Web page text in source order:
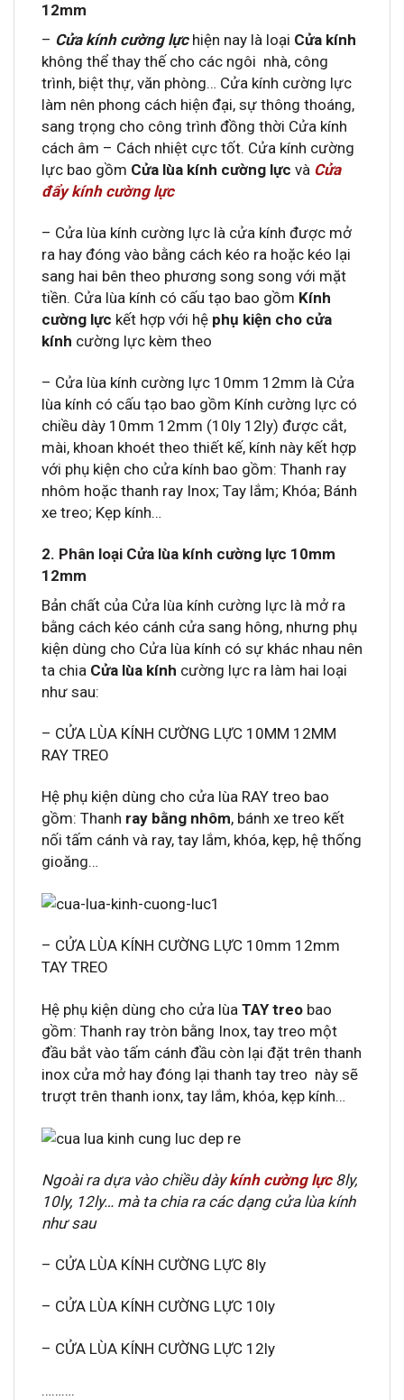
12mm
– Cửa kính cường lựchiện nay là loại Cửa kính
không thể thay thế cho các ngôi nhà, công
trình, biệt thự, văn phòng… Cửa kính cường lực
làm nên phong cách hiện đại, sự thông thoáng,
sang trọng cho công trình đồng thời Cửa kính
cách âm – Cách nhiệt cực tốt. Cửa kính cường
lực bao gồm Cửa lùa kính cường lực và Cửa
đẩy kính cường lực
– Cửa lùa kính cường lực là cửa kính được mở
ra hay đóng vào bằng cách kéo ra hoặc kéo lại
sang hai bên theo phương song song với mặt
tiền. Cửa lùa kính có cấu tạo bao gồm Kính
cường lực kết hợp với hệ phụ kiện cho cửa
kính cường lực kèm theo
– Cửa lùa kính cường lực 10mm 12mm là Cửa
lùa kính có cấu tạo bao gồm Kính cường lực có
chiều dày 10mm 12mm (10ly 12ly) được cắt,
mài, khoan khoét theo thiết kế, kính này kết hợp
với phụ kiện cho cửa kính bao gồm: Thanh ray
nhôm hoặc thanh ray Inox; Tay lắm; Khóa; Bánh
xe treo; Kẹp kính…
2. Phân loại Cửa lùa kính cường lực 10mm
12mm
Bản chất của Cửa lùa kính cường lực là mở ra
bằng cách kéo cánh cửa sang hông, nhưng phụ
kiện dùng cho Cửa lùa kính có sự khác nhau nên
ta chia Cửa lùa kính cường lực ra làm hai loại
như sau:
– CỬA LÙA KÍNH CƯỜNG LỰC 10MM 12MM
RAY TREO
Hệ phụ kiện dùng cho cửa lùa RAY treo bao
gồm: Thanh ray bằng nhôm, bánh xe treo kết
nối tấm cánh và ray, tay lắm, khóa, kẹp, hệ thống
gioăng…
– CỬA LÙA KÍNH CƯỜNG LỰC 10mm 12mm
TAY TREO
Hệ phụ kiện dùng cho cửa lùa TAY treo bao
gồm: Thanh ray tròn bằng Inox, tay treo một
đầu bắt vào tấm cánh đầu còn lại đặt trên thanh
inox cửa mở hay đóng lại thanh tay treo này sẽ
trượt trên thanh ionx, tay lắm, khóa, kẹp kính…
Ngoài ra dựa vào chiều dàykính cường lực8ly,
10ly, 12ly… mà ta chia ra các dạng cửa lùa kính
như sau
– CỬA LÙA KÍNH CƯỜNG LỰC 8ly
– CỬA LÙA KÍNH CƯỜNG LỰC 10ly
– CỬA LÙA KÍNH CƯỜNG LỰC 12ly
……….